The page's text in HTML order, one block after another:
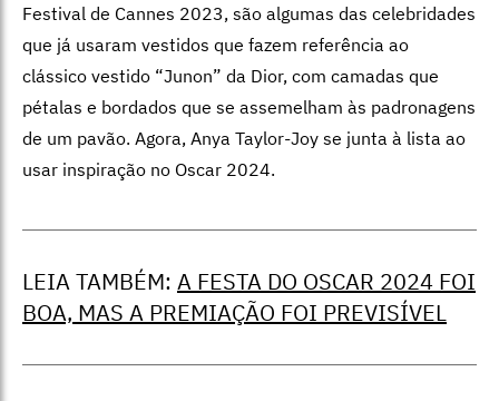
Festival de Cannes 2023, são algumas das celebridades
que já usaram vestidos que fazem referência ao
clássico vestido “Junon” da Dior, com camadas que
pétalas e bordados que se assemelham às padronagens
de um pavão. Agora, Anya Taylor-Joy se junta à lista ao
usar inspiração no Oscar 2024.
LEIA TAMBÉM: A FESTA DO OSCAR 2024 FOI
BOA, MAS A PREMIAÇÃO FOI PREVISÍVEL